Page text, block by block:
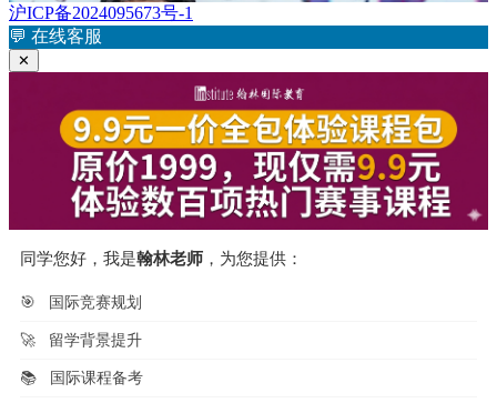
导
航
章：
文
章：
沪ICP备2024095673号-1
💬 在线客服
✕
同学您好，我是翰林老师 ，为您提供：
🎯 国际竞赛规划
🚀 留学背景提升
📚 国际课程备考